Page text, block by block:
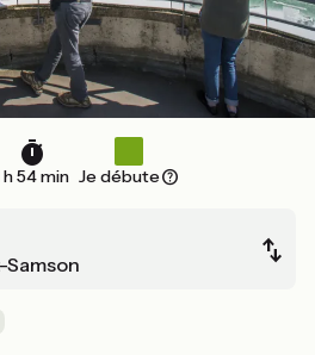
h 54 min Je débute
Samson